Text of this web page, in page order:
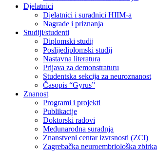
Djelatnici
Djelatnici i suradnici HIIM-a
Nagrade i priznanja
Studiji/studenti
Diplomski studij
Poslijediplomski studij
Nastavna literatura
Prijava za demonstraturu
Studentska sekcija za neuroznanost
Časopis “Gyrus”
Znanost
Programi i projekti
Publikacije
Doktorski radovi
Međunarodna suradnja
Znanstveni centar izvrsnosti (ZCI)
Zagrebačka neuroembriološka zbirka